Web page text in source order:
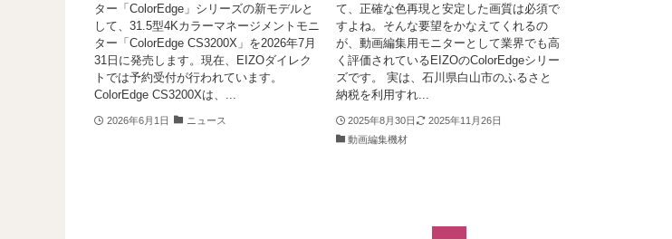
ター「ColorEdge」シリーズの新モデルと
して、31.5型4Kカラーマネージメントモニ
ター「ColorEdge CS3200X」を2026年7月
31日に発売します。現在、EIZOダイレク
トでは予約受付が行われています。
ColorEdge CS3200Xは、...
2026年6月1日 ニュース
て、正確な色再現と安定した画質は必須で
すよね。そんな要望をかなえてくれるの
が、動画編集用モニターとして業界でも高
く評価されているEIZOのColorEdgeシリー
ズです。 実は、石川県白山市のふるさと
納税を利用すれ...
2025年8月30日
2025年11月26日
動画編集機材